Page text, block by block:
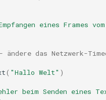
eines Frames
ändere das Netzwerk-
( "Hallo Welt" )
beim Senden eines